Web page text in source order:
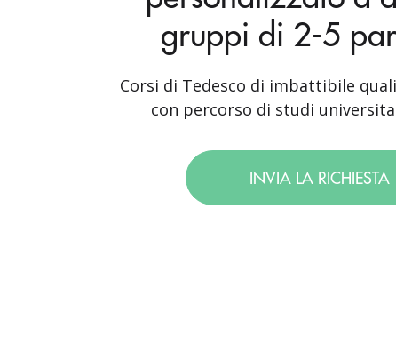
gruppi di 2-5
Corsi di Tedesco di imbattibile
con percorso di studi
INVIA LA RICHIESTA